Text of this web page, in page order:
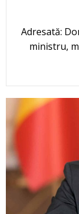
Adresată:
ministru,